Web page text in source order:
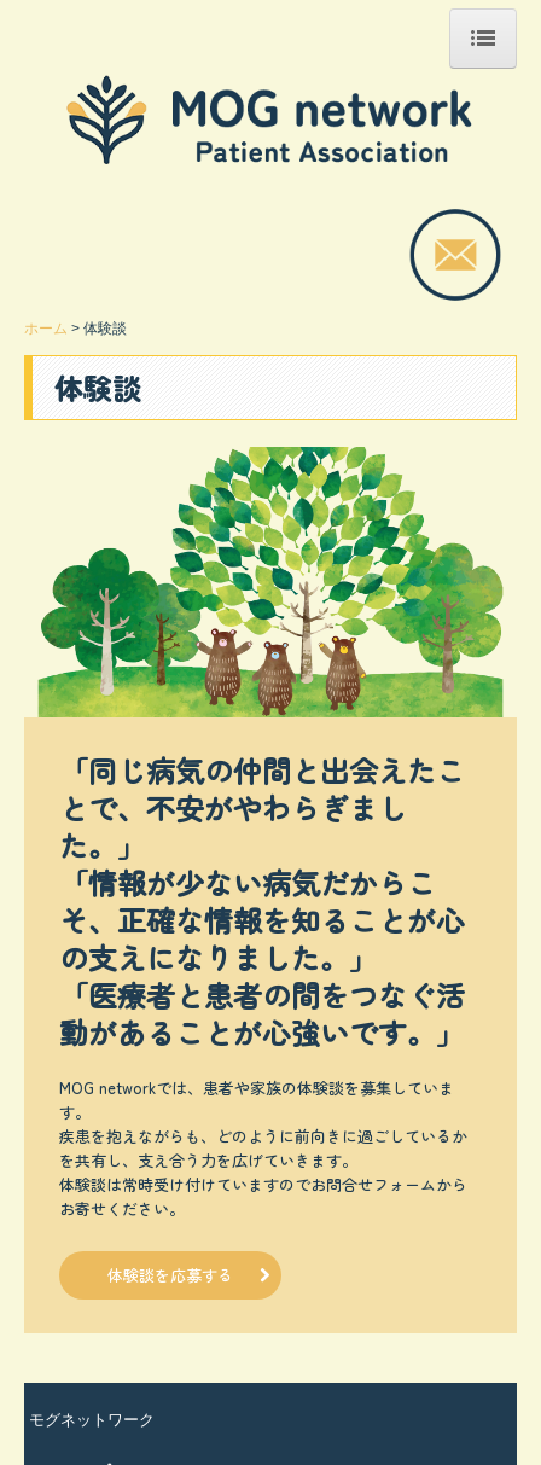
ホーム
お知らせ
MOG抗体関連疾患とは？
生活の注意
寄付について
お問合せ
個人情報保護方針
ホーム 体験談
体験談
「同じ病気の仲間と出会えたこ
とで、不安がやわらぎまし
た。」
「情報が少ない病気だからこ
そ、正確な情報を知ることが心
の支えになりました。」
「医療者と患者の間をつなぐ活
動があることが心強いです。」
MOG networkでは、患者や家族の体験談を募集していま
す。
疾患を抱えながらも、どのように前向きに過ごしているか
を共有し、支え合う力を広げていきます。
体験談は常時受け付けていますのでお問合せフォームから
お寄せください。
体験談を応募する
モグネットワーク